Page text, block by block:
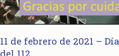
11 de febrero de 2021 –
del 112